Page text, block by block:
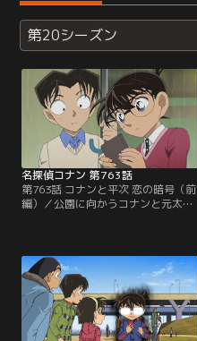
第20シーズン
名探偵コナン 第763話
第763話 コナンと平次 恋の暗号（前
編）／公園に向かうコナンと元太、
の文字。コナンは麻薬取引の日時、
場所と推理。だが、完全に暗号が解
けた訳ではなかった。光彦が暗号解
読を協力して欲しいと平次に電話を
かけ、協力して取引場所、目印を考
えるが…。